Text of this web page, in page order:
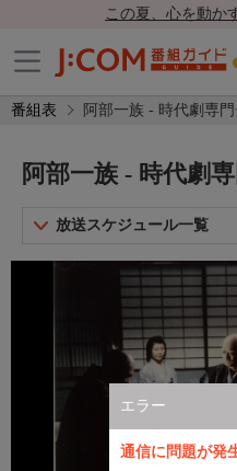
この夏、心を動か
番組表 阿部一族 - 時代劇専
エラー
通信に問題が発
阿部一族 - 時代劇
放送スケジュール一覧